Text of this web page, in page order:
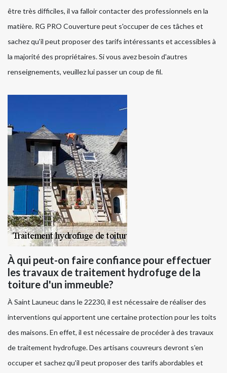
être très difficiles, il va falloir contacter des professionnels en la
matière. RG PRO Couverture peut s'occuper de ces tâches et
sachez qu'il peut proposer des tarifs intéressants et accessibles à
la majorité des propriétaires. Si vous avez besoin d'autres
renseignements, veuillez lui passer un coup de fil.
À qui peut-on faire confiance pour effectuer
les travaux de traitement hydrofuge de la
toiture d'un immeuble?
À Saint Launeuc dans le 22230, il est nécessaire de réaliser des
interventions qui apportent une certaine protection pour les toits
des maisons. En effet, il est nécessaire de procéder à des travaux
de traitement hydrofuge. Des artisans couvreurs devront s'en
occuper et sachez qu'il peut proposer des tarifs abordables et